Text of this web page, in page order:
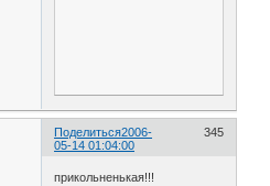
Поделиться 345
2006-
05-14 01:04:00
прикольненькая!!!